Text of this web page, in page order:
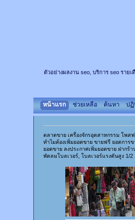
ตัวอย่างผลงาน seo, บริการ seo ราย
หน้าแรก ช่วยเหลือ ค้นหา ป
ตลาดขาย เครื่องจักรอุตสาหกรรม โพส
ทำไมต้องเพิ่มยอดขาย ขายฟรี ยอดการ
ยอดขาย ลงประกาศเพิ่มยอดขาย ฝากร้
พัดลมโบลเวอร์, โบลเวอร์แรงดันสูง 1/